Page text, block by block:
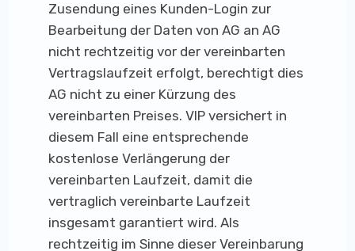
Zusendung eines Kunden-Login zur
Bearbeitung der Daten von AG an AG
nicht rechtzeitig vor der vereinbarten
Vertragslaufzeit erfolgt, berechtigt dies
AG nicht zu einer Kürzung des
vereinbarten Preises. VIP versichert in
diesem Fall eine entsprechende
kostenlose Verlängerung der
vereinbarten Laufzeit, damit die
vertraglich vereinbarte Laufzeit
insgesamt garantiert wird. Als
rechtzeitig im Sinne dieser Vereinbarung